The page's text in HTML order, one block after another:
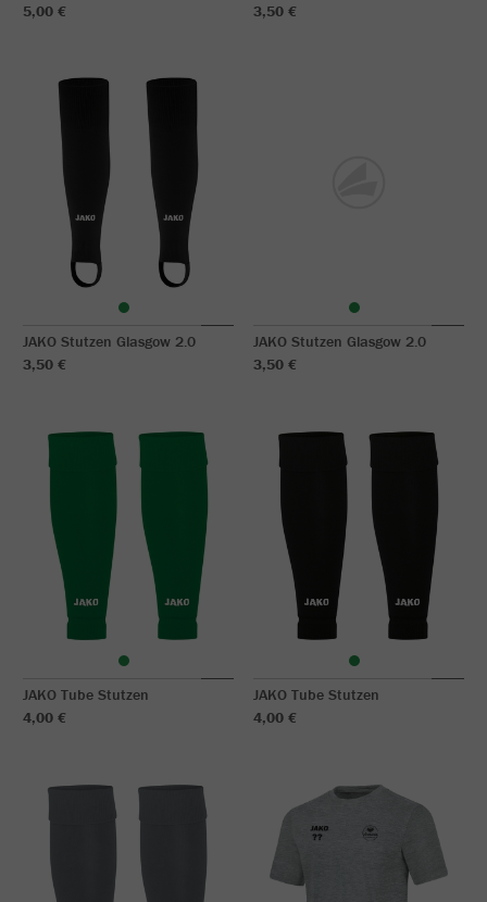
5,00 €
3,50 €
JAKO Stutzen Glasgow 2.0
3,50 €
JAKO Stutzen Glasgow 2.0
3,50 €
JAKO Tube Stutzen
4,00 €
JAKO Tube Stutzen
4,00 €